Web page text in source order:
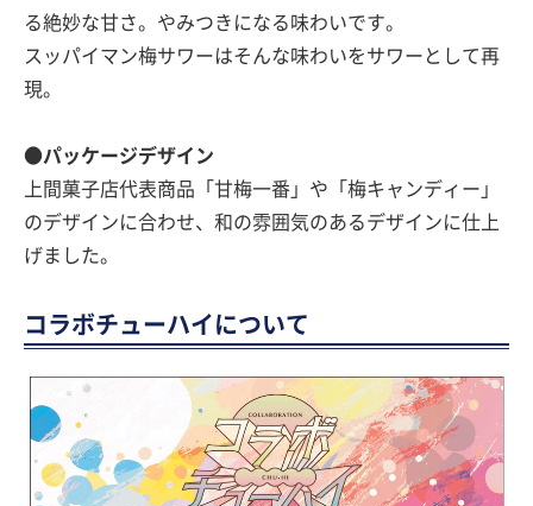
る絶妙な甘さ。やみつきになる味わいです。
スッパイマン梅サワーはそんな味わいをサワーとして再
現。
●パッケージデザイン
上間菓子店代表商品「甘梅一番」や「梅キャンディー」
のデザインに合わせ、和の雰囲気のあるデザインに仕上
げました。
コラボチューハイについて